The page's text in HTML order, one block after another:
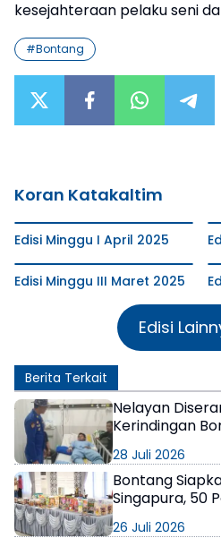
kesejahteraan pelaku seni
#Bontang
Koran Katakaltim
Edisi Minggu I April 2025
Edisi Minggu III Maret 2025
Edisi
Berita Terkait
Nelayan
Kerindingan
28 Juli 2026
Bontang
Singapura, 50
26 Juli 2026